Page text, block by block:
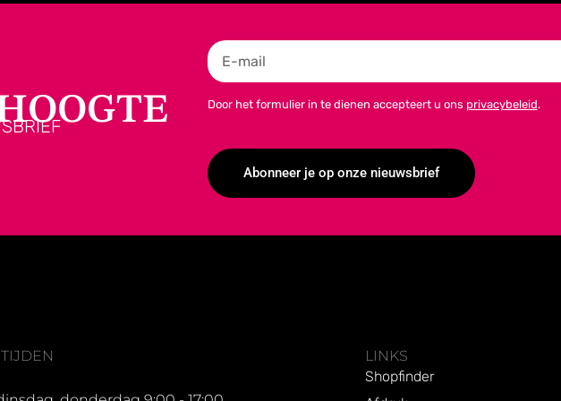
Door het formulier in te dienen accepteert u ons privacybeleid.
Abonneer je op onze nieuwsbrief
LINKS
Shopfinder